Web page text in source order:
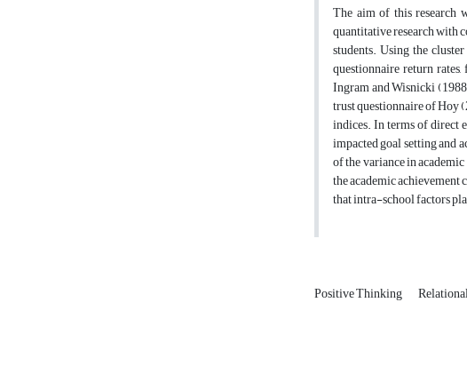
The aim of this research
quantitative research with
students. Using the
questionnaire return
Ingram and Wisnicki
trust questionnaire of Hoy
indices. In terms of direct
impacted goal setting and
of the variance in
the academic
that intra-school factors
Positive Thinking